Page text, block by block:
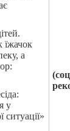
їжачок
а
у